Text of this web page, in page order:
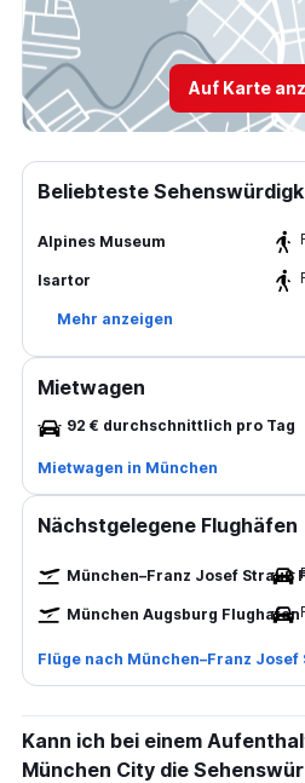
Auf Karte
Beliebteste
Alpines Museum
Isartor
Mehr anzeigen
Mietwagen
92 € durchschnittlich pro Tag
Mietwagen in München
Nächstgelegene Flughäfen
München–Franz Josef Strauß
München Augsburg Flughafen
Flüge nach München–Franz Josef
Kann ich bei einem
München City die